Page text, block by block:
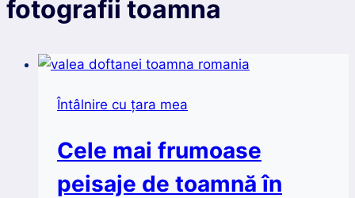
fotografii toamna
Întâlnire cu țara mea
Cele mai frumoase
peisaje de toamnă în